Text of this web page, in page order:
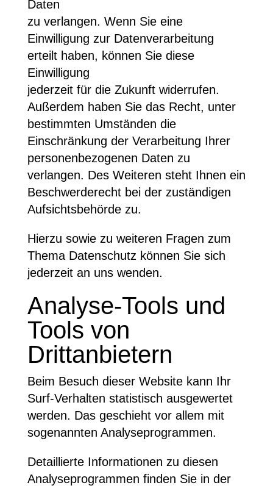
Daten
zu verlangen. Wenn Sie eine
Einwilligung zur Datenverarbeitung
erteilt haben, können Sie diese
Einwilligung
jederzeit für die Zukunft widerrufen.
Außerdem haben Sie das Recht, unter
bestimmten Umständen die
Einschränkung der Verarbeitung Ihrer
personenbezogenen Daten zu
verlangen. Des Weiteren steht Ihnen ein
Beschwerderecht bei der zuständigen
Aufsichtsbehörde zu.
Hierzu sowie zu weiteren Fragen zum
Thema Datenschutz können Sie sich
jederzeit an uns wenden.
Analyse-Tools und
Tools von
Drittanbietern
Beim Besuch dieser Website kann Ihr
Surf-Verhalten statistisch ausgewertet
werden. Das geschieht vor allem mit
sogenannten Analyseprogrammen.
Detaillierte Informationen zu diesen
Analyseprogrammen finden Sie in der